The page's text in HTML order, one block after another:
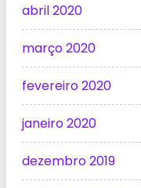
abril 2020
março 2020
fevereiro 2020
janeiro 2020
dezembro 2019